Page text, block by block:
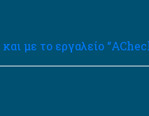
με το εργαλείο